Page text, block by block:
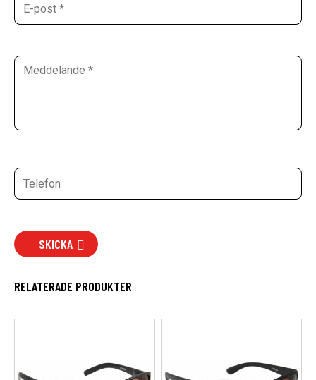
SKICKA
RELATERADE PRODUKTER